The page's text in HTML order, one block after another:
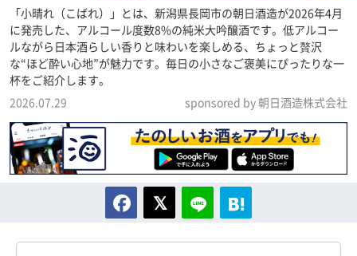
「小晴れ（こばれ）」とは、新潟県長岡市の朝日酒造が2026年4月
に発売した、アルコール度数8%の純米大吟醸酒です。低アルコー
ルながら日本酒らしい香りと味わいを楽しめる、ちょっと贅沢
な“ほど酔い心地”が魅力です。毎日の小さなご褒美にぴったりな一
杯をご紹介します。
2026.07.29
sponsored by 朝日酒造株式会社